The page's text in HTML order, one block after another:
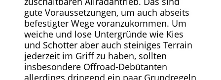
gute Voraussetzungen, um auch abseits
befestigter Wege voranzukommen. Um
weiche und lose Untergründe wie Kies
und Schotter aber auch steiniges Terrain
jederzeit im Griff zu haben, sollten
insbesondere Offroad-Debütanten
allerdings dringend ein paar Grundregeln